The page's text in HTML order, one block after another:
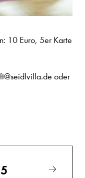
10 Euro, 5er Karte
oder